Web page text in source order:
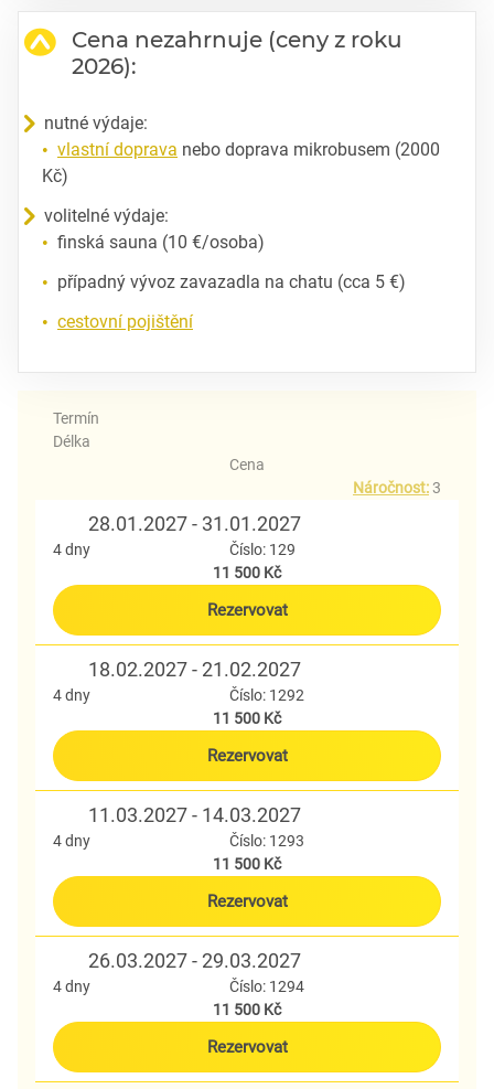
Cena nezahrnuje (ceny z roku
2026):
nutné výdaje:
vlastní doprava nebo doprava mikrobusem (2000
Kč)
volitelné výdaje:
finská sauna (10 €/osoba)
případný vývoz zavazadla na chatu (cca 5 €)
cestovní pojištění
Termín
Délka
Cena
Náročnost:3
28.01.2027 - 31.01.2027
4 dny
Číslo: 129
11 500 Kč
Rezervovat
18.02.2027 - 21.02.2027
4 dny
Číslo: 1292
11 500 Kč
Rezervovat
11.03.2027 - 14.03.2027
4 dny
Číslo: 1293
11 500 Kč
Rezervovat
26.03.2027 - 29.03.2027
4 dny
Číslo: 1294
11 500 Kč
Rezervovat